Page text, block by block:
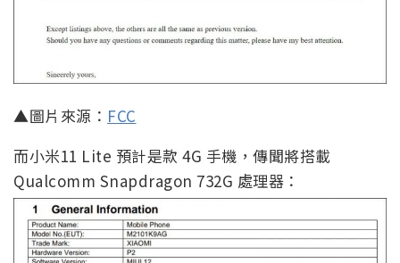
▲圖片來源： FCC
而小米11 Lite 預計是款 4G 手機，傳聞將搭載
Qualcomm Snapdragon 732G 處理器：